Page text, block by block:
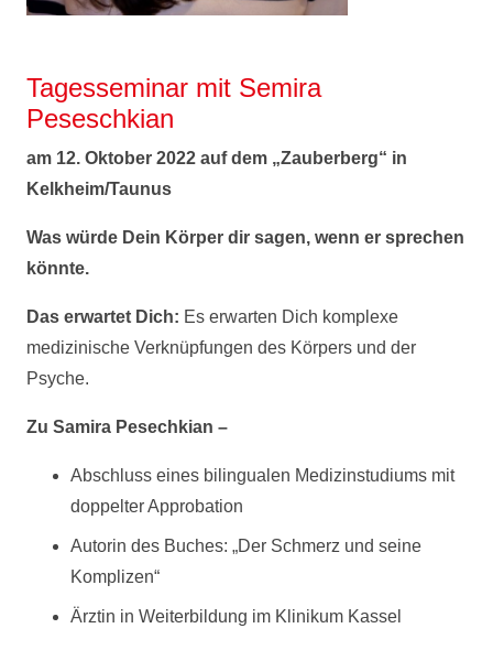
Tagesseminar mit Semira
Peseschkian
am 12. Oktober 2022 auf dem „Zauberberg“ in
Kelkheim/Taunus
Was würde Dein Körper dir sagen, wenn er sprechen
könnte.
Das erwartet Dich: Es erwarten Dich komplexe
medizinische Verknüpfungen des Körpers und der
Psyche.
Zu Samira Pesechkian –
Abschluss eines bilingualen Medizinstudiums mit
doppelter Approbation
Autorin des Buches: „Der Schmerz und seine
Komplizen“
Ärztin in Weiterbildung im Klinikum Kassel